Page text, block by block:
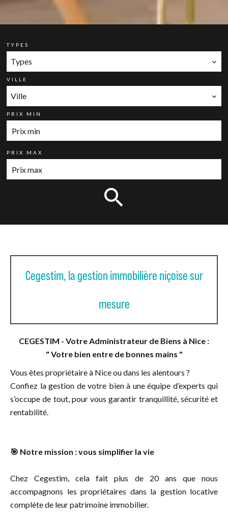
TYPES
Types
VILLE
Ville
PRIX MIN
PRIX MAX
Cegestim, la gestion immobilière niçoise sur
mesure
CEGESTIM - Votre Administrateur de Biens à Nice :
" Votre bien entre de bonnes mains "
Vous êtes propriétaire à Nice ou dans les alentours ?
Confiez la gestion de votre bien à une équipe d’experts qui
s’occupe de tout, pour vous garantir tranquillité, sécurité et
rentabilité.
🎯 Notre mission : vous simplifier la vie
Chez Cegestim, cela fait plus de 20 ans que nous
accompagnons les propriétaires dans la gestion locative
complète de leur patrimoine immobilier.